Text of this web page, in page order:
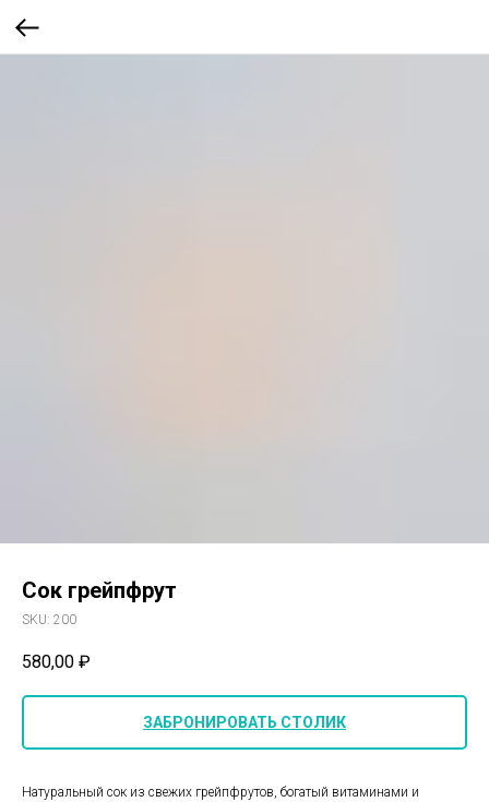
Сок грейпфрут
SKU: 200
580,00 ₽
ЗАБРОНИРОВАТЬ СТОЛИК
Натуральный сок из свежих грейпфрутов, богатый витаминами и